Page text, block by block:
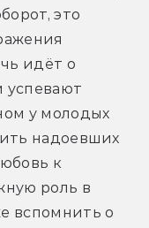
это
идёт о
успевают
у молодых
надоевших
к
роль в
вспомнить о